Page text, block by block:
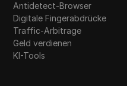
Antidetect-Browser
Digitale Fingerabdrücke
Traffic-Arbitrage
Geld verdienen
KI-Tools